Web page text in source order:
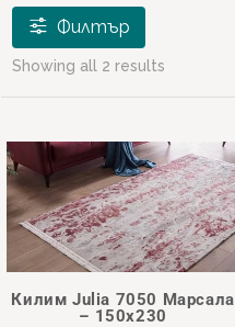
Филтър
Showing all 2 results
Килим Julia 7050 Марсала
– 150х230